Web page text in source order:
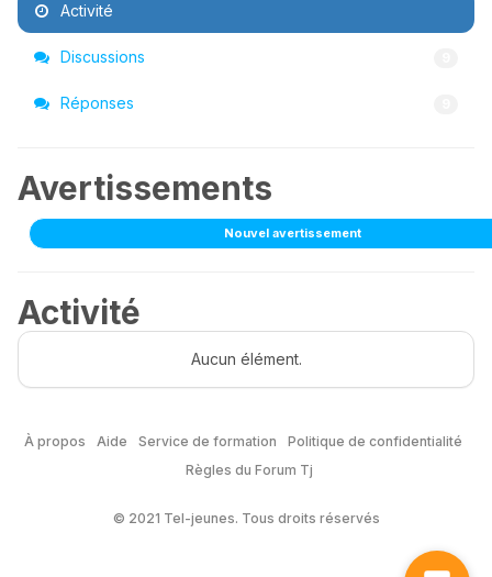
Activité
Discussions
Réponses
Avertissements
Nouvel avertissement
Activité
Aucun élément.
À propos Aide Service de formation
Politique de confidentialité
Règles du Forum Tj
© 2021 Tel-jeunes. Tous droits réservés